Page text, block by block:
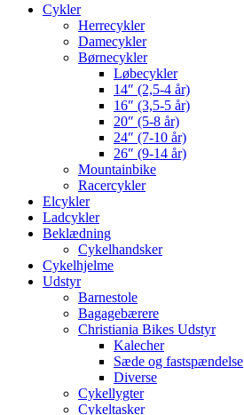
Cykler
Herrecykler
Damecykler
Børnecykler
Løbecykler
14″ (2,5-4 år)
16″ (3,5-5 år)
20″ (5-8 år)
24″ (7-10 år)
26″ (9-14 år)
Mountainbike
Racercykler
Elcykler
Ladcykler
Beklædning
Cykelhandsker
Cykelhjelme
Udstyr
Barnestole
Bagagebærere
Christiania Bikes Udstyr
Kalecher
Sæde og fastspændelse
Diverse
Cykellygter
Cykeltasker